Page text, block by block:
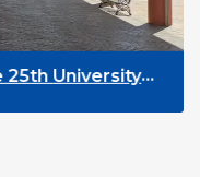
University